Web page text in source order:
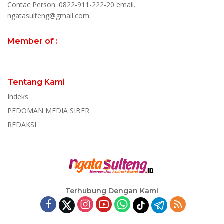
Contac Person. 0822-911-222-20 email.
ngatasulteng@gmail.com
Member of :
Tentang Kami
Indeks
PEDOMAN MEDIA SIBER
REDAKSI
Terhubung Dengan Kami